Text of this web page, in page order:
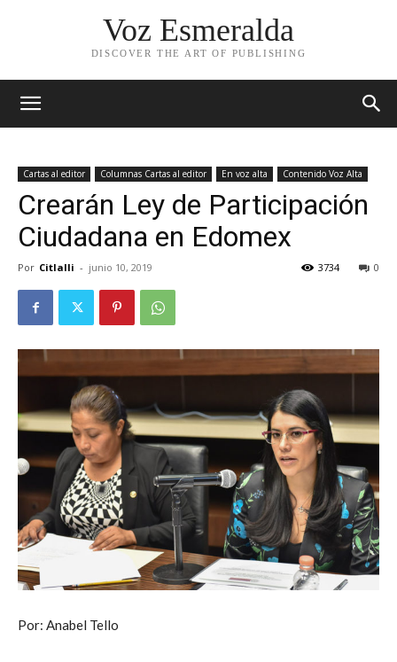
Voz Esmeralda
DISCOVER THE ART OF PUBLISHING
Cartas al editor Columnas Cartas al editor En voz alta Contenido Voz Alta
Crearán Ley de Participación
Ciudadana en Edomex
Por Citlalli - junio 10, 2019 0
3734
Por: Anabel Tello